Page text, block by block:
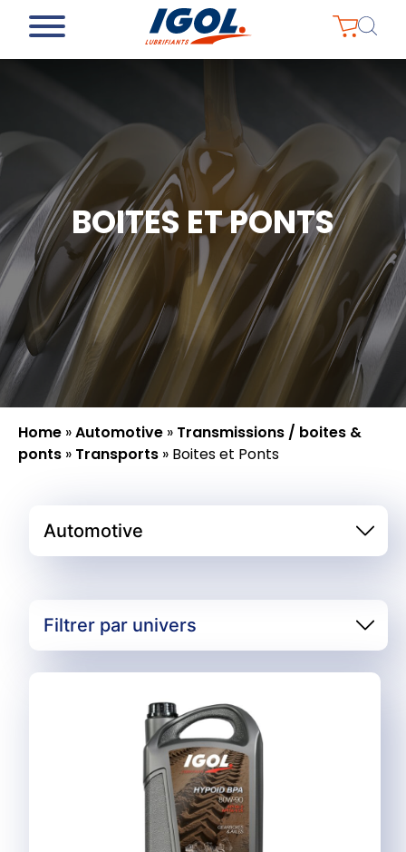
BOITES ET PONTS
Home »Automotive » Transmissions / boites &
ponts » Transports » Boites et Ponts